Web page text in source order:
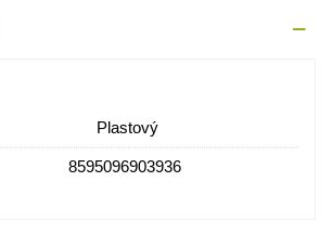
Plastový
8595096903936